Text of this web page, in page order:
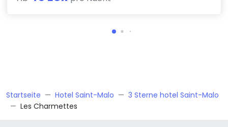
Startseite Hotel Saint-Malo
3 Sterne hotel Saint-Malo
Les Charmettes